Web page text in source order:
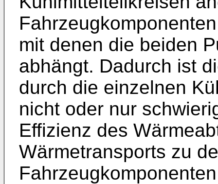
mit denen die beiden
abhängt. Dadurch ist
durch die einzelnen
nicht oder nur
Effizienz des
Wärmetransports zu